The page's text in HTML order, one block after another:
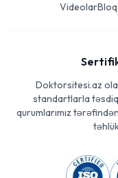
VideolarBloq
Doktorsitesi.az
standartlarla
qurumlarımız